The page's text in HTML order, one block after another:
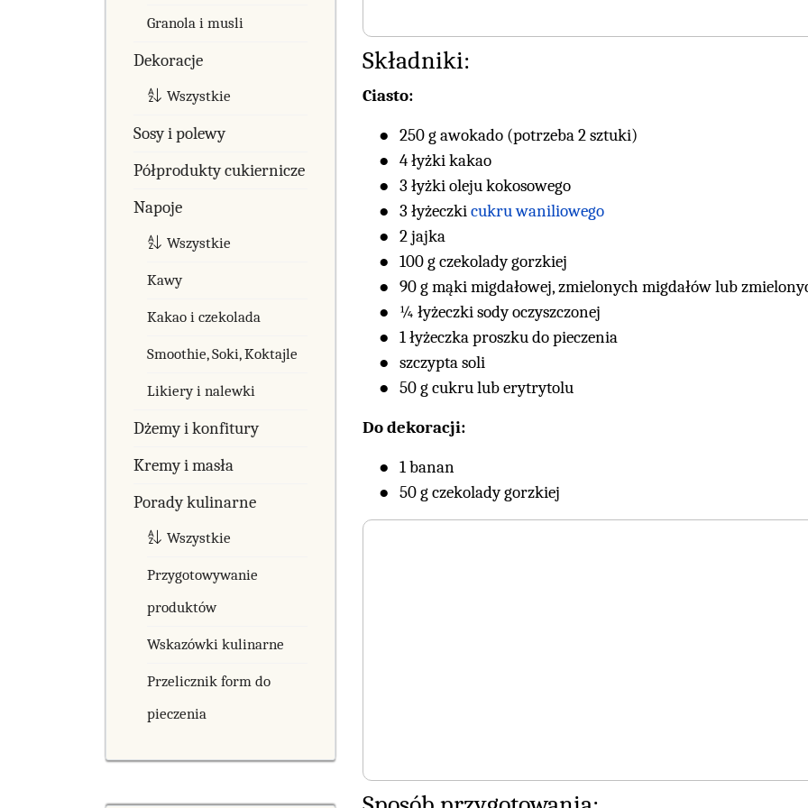
Granola i musli
Dekoracje
Wszystkie
Sosy i polewy
Półprodukty cukiernicze
Napoje
Wszystkie
Kawy
Kakao i czekolada
Smoothie, Soki, Koktajle
Likiery i nalewki
Dżemy i konfitury
Kremy i masła
Porady kulinarne
Wszystkie
Przygotowywanie
produktów
Wskazówki kulinarne
Przelicznik form do
pieczenia
Składniki:
Ciasto:
250 g awokado (potrzeba 2 sztuki)
4 łyżki kakao
3 łyżki oleju kokosowego
3 łyżeczkicukru waniliowego
2 jajka
100 g czekolady gorzkiej
90 g mąki migdałowej, zmielonych migdałów lub
¼ łyżeczki sody oczyszczonej
1 łyżeczka proszku do pieczenia
szczypta soli
50 g cukru lub erytrytolu
Do dekoracji:
1 banan
50 g czekolady gorzkiej